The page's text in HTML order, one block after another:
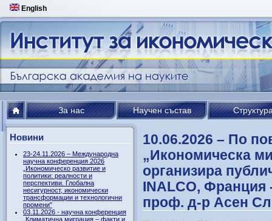
English
За нас Научен състав
Новини
23-24.11.2026 – Международна
научна конференция 2026
„Икономическо развитие и
политики: реалности и
перспективи. Глобална
несигурност, икономически
трансформации и технологични
промени"
03.11.2026 - научна конференция
„Климатична миграция – факти и
10.06.2026 – По
„Икономическа
организира
INALCO,
проф. д-р Асен